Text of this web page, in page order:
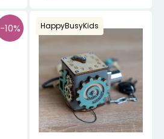
-10% HappyBusyKids